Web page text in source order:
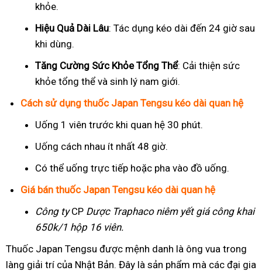
khỏe.
Hiệu Quả Dài Lâu: Tác dụng kéo dài đến 24 giờ sau
khi dùng.
Tăng Cường Sức Khỏe Tổng Thể: Cải thiện sức
khỏe tổng thể và sinh lý nam giới.
Cách sử dụng thuốc Japan Tengsu kéo dài quan hệ
Uống 1 viên trước khi quan hệ 30 phút.
Uống cách nhau ít nhất 48 giờ.
Có thể uống trực tiếp hoặc pha vào đồ uống.
Giá bán thuốc Japan Tengsu kéo dài quan hệ
Công tyCP Dược Traphaconiêm yết giá công khai
650k/1 hộp 16 viên.
Thuốc Japan Tengsu được mệnh danh là ông vua trong
làng giải trí của Nhật Bản. Đây là sản phẩm mà các đại gia